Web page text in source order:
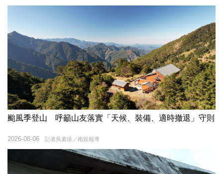
颱風季登山 呼籲山友落實「天候、裝備、適時撤退」守則
記者吳素珍／南投報導
2026-08-06